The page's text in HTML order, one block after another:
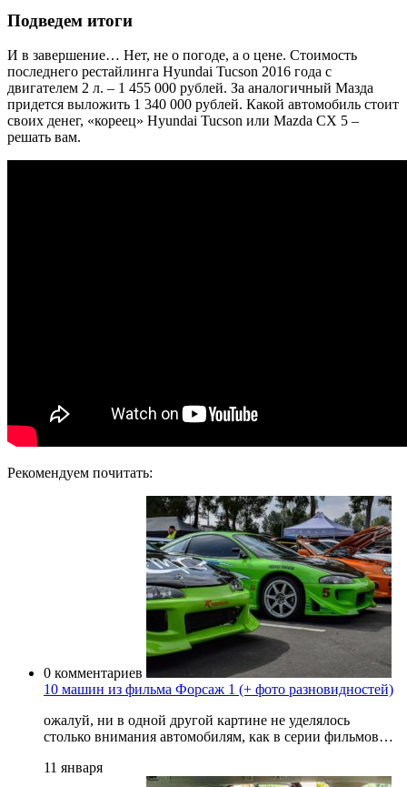
Подведем итоги
И в завершение… Нет, не о погоде, а о цене. Стоимость
последнего рестайлинга Hyundai Tucson 2016 года с
двигателем 2 л. – 1 455 000 рублей. За аналогичный Мазда
придется выложить 1 340 000 рублей. Какой автомобиль стоит
своих денег, «кореец» Hyundai Tucson или Mazda CX 5 –
решать вам.
Рекомендуем почитать:
0 комментариев
10 машин из фильма Форсаж 1 (+ фото разновидностей)
ожалуй, ни в одной другой картине не уделялось
столько внимания автомобилям, как в серии фильмов…
11 января